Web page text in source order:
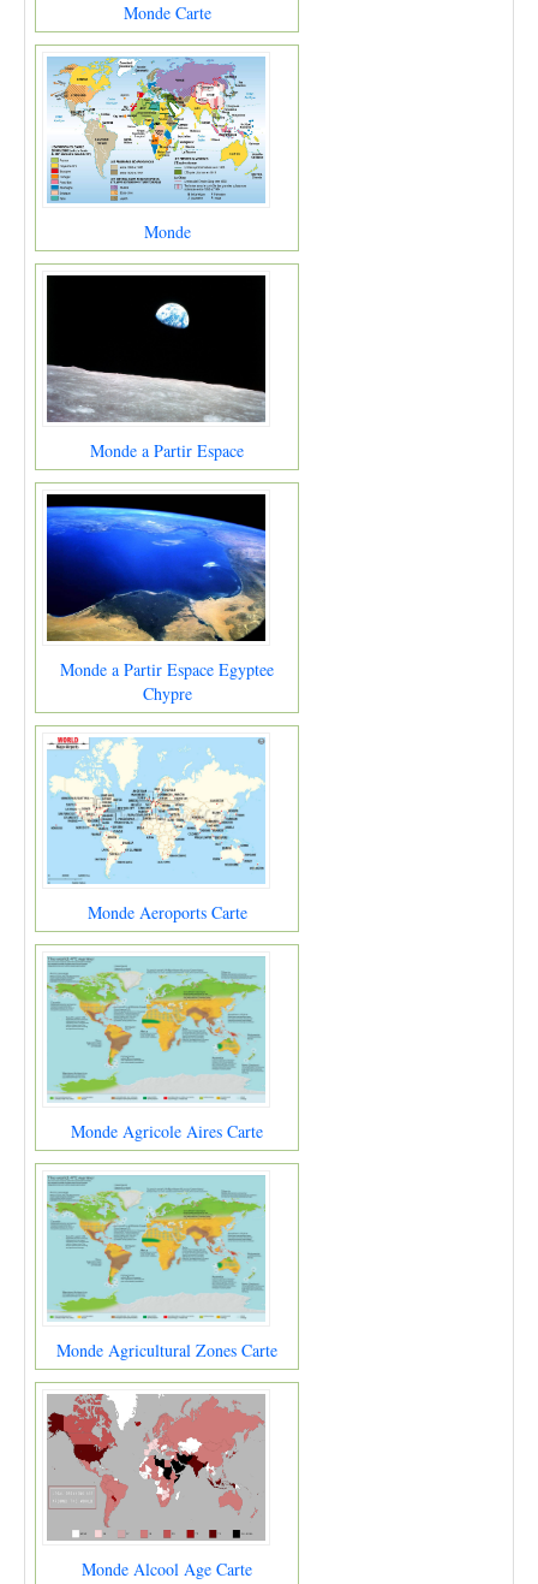
Monde Carte
Monde
Monde a Partir Espace
Monde a Partir Espace Egyptee
Chypre
Monde Aeroports Carte
Monde Agricole Aires Carte
Monde Agricultural Zones Carte
Monde Alcool Age Carte